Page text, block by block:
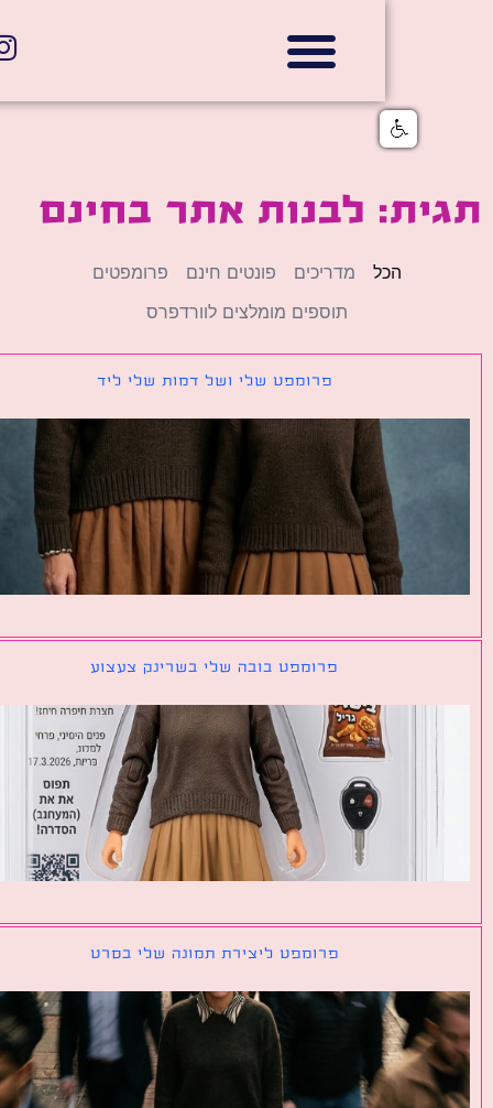
לבנות אתר בחינם
מדריכים פונטים חינם
פרומפטים
תוספים מומלצים לוורדפרס
פרומפט שלי ושל דמות שלי ליד
פרומפט בובה שלי בשרינק צעצוע
פרומפט ליצירת תמונה שלי בסרט